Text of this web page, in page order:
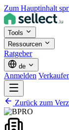
Zum Hauptinhalt
Tools
Ressourcen
Ratgeber
de
Anmelden
Zurück zum